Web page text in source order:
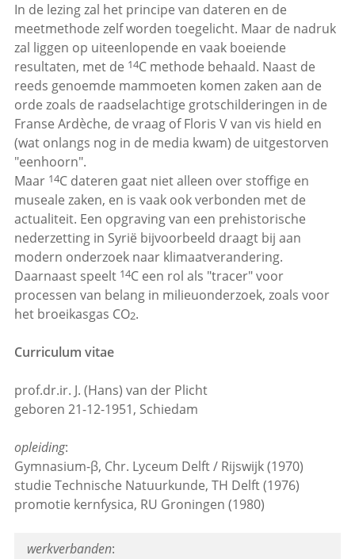
In de lezing zal het principe van dateren en de
meetmethode zelf worden toegelicht. Maar de nadruk
zal liggen op uiteenlopende en vaak boeiende
resultaten, met de 14C methode behaald. Naast de
reeds genoemde mammoeten komen zaken aan de
orde zoals de raadselachtige grotschilderingen in de
Franse Ardèche, de vraag of Floris V van vis hield en
(wat onlangs nog in de media kwam) de uitgestorven
"eenhoorn".
Maar 14C dateren gaat niet alleen over stoffige en
museale zaken, en is vaak ook verbonden met de
actualiteit. Een opgraving van een prehistorische
nederzetting in Syrië bijvoorbeeld draagt bij aan
modern onderzoek naar klimaatverandering.
Daarnaast speelt 14C een rol als "tracer" voor
processen van belang in milieuonderzoek, zoals voor
het broeikasgas CO2.
Curriculum vitae
prof.dr.ir. J. (Hans) van der Plicht
geboren 21-12-1951, Schiedam
opleiding:
Gymnasium-β, Chr. Lyceum Delft / Rijswijk (1970)
studie Technische Natuurkunde, TH Delft (1976)
promotie kernfysica, RU Groningen (1980)
werkverbanden: